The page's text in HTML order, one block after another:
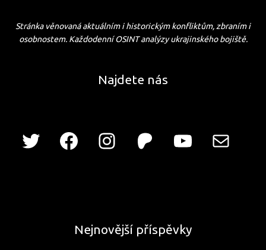
Stránka věnovaná aktuálním i historickým konfliktům, zbraním i
osobnostem. Každodenní OSINT analýzy ukrajinského bojiště.
Najdete nás
Nejnovější příspěvky